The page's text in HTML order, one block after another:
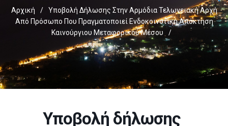
Αρχική /
Υποβολή Δήλωσης Στην Αρμόδια Τελωνειακή Αρχή
Από Πρόσωπο Που Πραγματοποιεί Ενδοκοινοτική Απόκτηση
Καινούργιου Μεταφορικού Μέσου
/
Υποβολή δήλωσης